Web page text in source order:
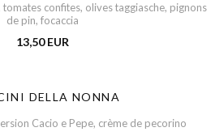
confites, olives taggiasche, pignons
de pin, focaccia
13,50 EUR
DELLA NONNA
Cacio e Pepe, crème de pecorino